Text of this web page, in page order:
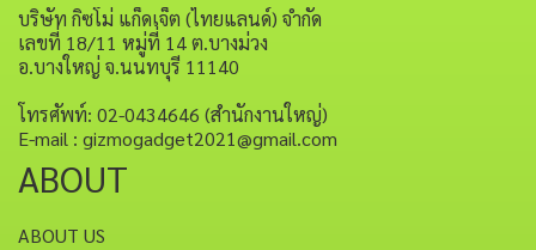
บริษัท กิซโม่ แก็ดเจ็ต (ไทยแลนด์) จำกัด
เลขที่ 18/11 หมู่ที่ 14 ต.บางม่วง
อ.บางใหญ่ จ.นนทบุรี 11140
โทรศัพท์: 02-0434646 (สำนักงานใหญ่)
E-mail : gizmogadget2021@gmail.com
ABOUT
ABOUT US